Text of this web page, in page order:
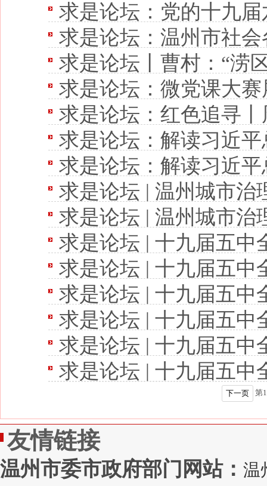
求是论坛：党的十九
求是论坛：温州市社会各界掀起
求是论坛丨曹村：“涝
求是论坛：微党课大
求是论坛：红色追寻丨
求是论坛：解读习近平总书
求是论坛：解读习近平总书
求是论坛 | 温州城市治
求是论坛 | 温州城市治
求是论坛 | 十九届五中全
求是论坛 | 十九届五中全
求是论坛 | 十九届五中全
求是论坛 | 十九届五中全
求是论坛 | 十九届五中全
求是论坛 | 十九届五中全
下一页 第1
友情链接
温州市委市政府部门网站： 温